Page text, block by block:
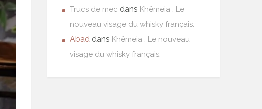
Trucs de mec dans Khêmeia : Le
nouveau visage du whisky français.
Abad dans Khêmeia : Le nouveau
visage du whisky français.